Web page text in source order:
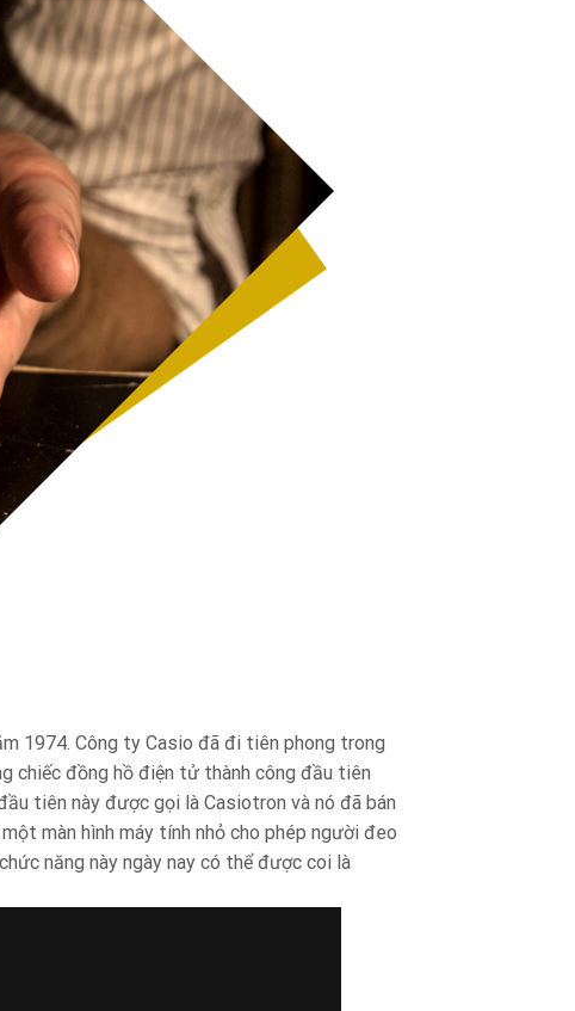
1974. Công ty Casio đã đi tiên phong trong
chiếc đồng hồ điện tử thành công đầu tiên
tiên này được gọi là Casiotron và nó đã bán
màn hình máy tính nhỏ cho phép người đeo
năng này ngày nay có thể được coi là